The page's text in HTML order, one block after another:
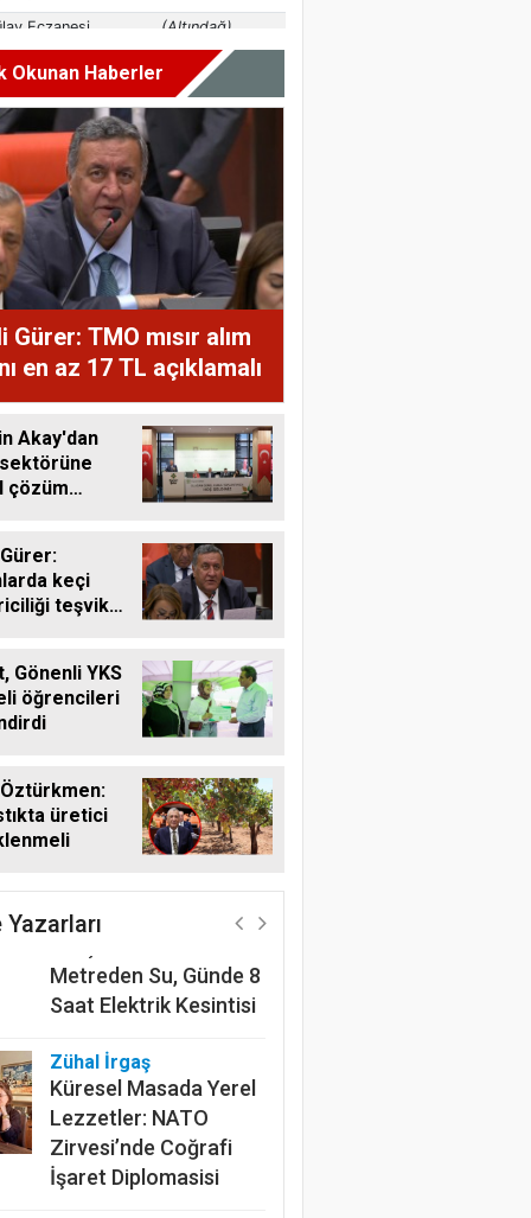
Okunan Haberler
Gürer: TMO mısır alım
en az 17 TL açıklamalı
Akay'dan
çözüm
keçi
teşvik
Gönenli YKS
öğrencileri
üretici
Yazarları
Harun Göksel
220 Kilometrelik
Kanalın Sonundaki Acı
Metreden Su, Günde 8
Saat Elektrik Kesintisi
Zühal İrgaş
Küresel Masada Yerel
Lezzetler: NATO
Zirvesi’nde Coğrafi
İşaret Diplomasisi